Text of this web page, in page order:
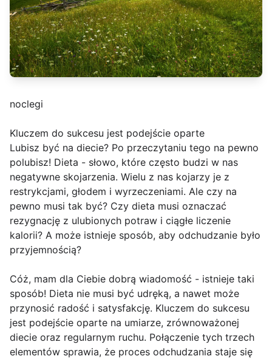
noclegi
Kluczem do sukcesu jest podejście oparte
Lubisz być na diecie? Po przeczytaniu tego na pewno
polubisz! Dieta - słowo, które często budzi w nas
negatywne skojarzenia. Wielu z nas kojarzy je z
restrykcjami, głodem i wyrzeczeniami. Ale czy na
pewno musi tak być? Czy dieta musi oznaczać
rezygnację z ulubionych potraw i ciągłe liczenie
kalorii? A może istnieje sposób, aby odchudzanie było
przyjemnością?
Cóż, mam dla Ciebie dobrą wiadomość - istnieje taki
sposób! Dieta nie musi być udręką, a nawet może
przynosić radość i satysfakcję. Kluczem do sukcesu
jest podejście oparte na umiarze, zrównoważonej
diecie oraz regularnym ruchu. Połączenie tych trzech
elementów sprawia, że proces odchudzania staje się